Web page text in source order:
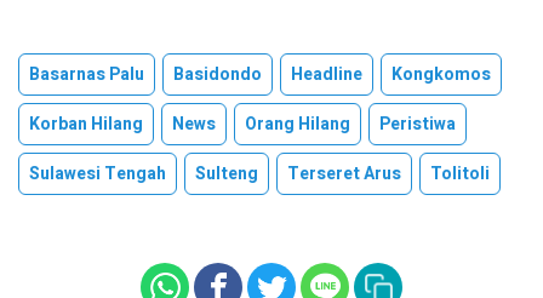
Basarnas Palu Basidondo Headline
Kongkomos
Korban Hilang
News Orang Hilang
Peristiwa
Sulawesi Tengah
Sulteng Terseret Arus Tolitoli